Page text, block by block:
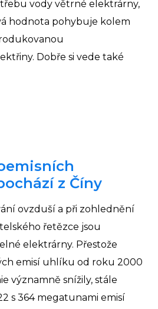
vody větrné elektrárny,
hodnota pohybuje kolem
Dobře si vede také
z Číny
ovzduší a při zohlednění
řetězce jsou
elektrárny. Přestože
emisí uhlíku od roku 2000
významně snížily, stále
s 364 megatunami emisí